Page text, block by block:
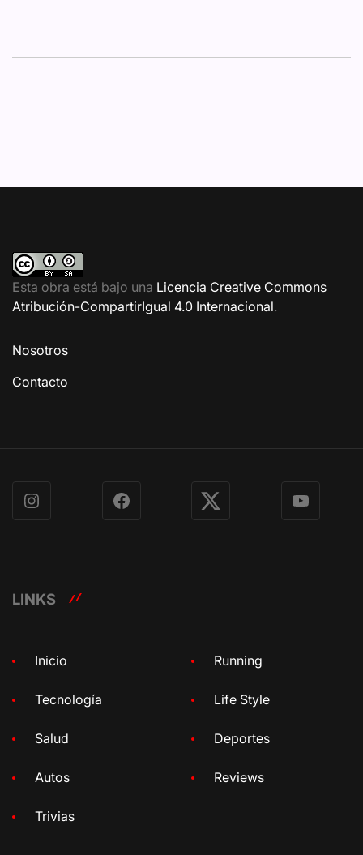
Esta obra está bajo una Licencia Creative Commons
Atribución-CompartirIgual 4.0 Internacional.
Nosotros
Contacto
Instagram Facebook X YouTube
LINKS
Inicio Running
Tecnología Life Style
Salud Deportes
Autos Reviews
Trivias